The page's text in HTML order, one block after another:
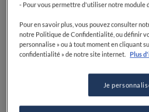
- Pour vous permettre d'utiliser notre module
Pour en savoir plus, vous pouvez consulter
notre Politique de Confidentialité, ou définir
personnalise » ou à tout moment en cliquant
confidentialité » de notre site internet.
Plus
Je